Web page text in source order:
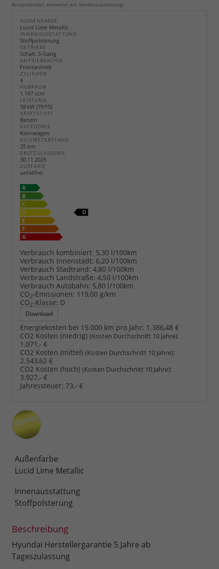
Beispielbilder, teilweise mit Sonderausstattung
AUSSENFARBE
Lucid Lime Metallic
INNENAUSSTATTUNG
Stoffpolsterung
GETRIEBE
Schalt. 5-Gang
ANTRIEBSACHSE
Frontantrieb
ZYLINDER
4
HUBRAUM
1.197 ccm
LEISTUNG
58 kW (79 PS)
KRAFTSTOFF
Benzin
KATEGORIE
Kleinwagen
KILOMETERSTAND
25 km
ERSTZULASSUNG
30.11.2025
ZUSTAND
unfallfrei
Verbrauch kombiniert: 5,30 l/100km
Verbrauch Innenstadt: 6,20 l/100km
Verbrauch Stadtrand: 4,80 l/100km
Verbrauch Landstraße: 4,50 l/100km
Verbrauch Autobahn: 5,80 l/100km
CO2-Emissionen: 119,00 g/km
CO2-Klasse: D
Download
Energiekosten bei 15.000 km pro Jahr: 1.386,48 €
CO2 Kosten (niedrig) (Kosten Durchschnitt 10 Jahre):
1.071,- €
CO2 Kosten (mittel) (Kosten Durchschnitt 10 Jahre):
2.543,62 €
CO2 Kosten (hoch) (Kosten Durchschnitt 10 Jahre):
3.927,- €
Jahressteuer: 73,- €
Außenfarbe
Lucid Lime Metallic
Innenausstattung
Stoffpolsterung
Beschreibung
Hyundai Herstellergarantie 5 Jahre ab
Tageszulassung